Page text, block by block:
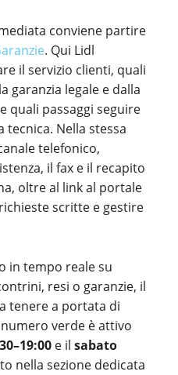
conviene partire
. Qui Lidl
il servizio clienti, quali
garanzia legale e dalla
quali passaggi seguire
tecnica. Nella stessa
telefonico,
il fax e il recapito
oltre al link al portale
scritte e gestire
in tempo reale su
resi o garanzie, il
tenere a portata di
numero verde è attivo
e il sabato
nella sezione dedicata